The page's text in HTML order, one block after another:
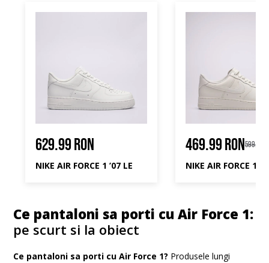
629.99 RON
NIKE AIR FORCE 1 ’07 LE
469.99 RON599.99
Ce pantaloni sa porti cu Air Force 1:
pe scurt si la obiect
Ce pantaloni sa porti cu Air Force 1? Produsele lungi